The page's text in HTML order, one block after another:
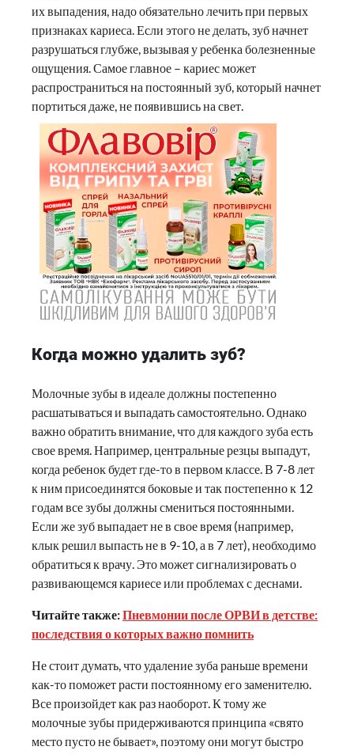
их выпадения, надо обязательно лечить при первых
признаках кариеса. Если этого не делать, зуб начнет
разрушаться глубже, вызывая у ребенка болезненные
ощущения. Самое главное – кариес может
распространиться на постоянный зуб, который начнет
портиться даже, не появившись на свет.
Когда можно удалить зуб?
Молочные зубы в идеале должны постепенно
расшатываться и выпадать самостоятельно. Однако
важно обратить внимание, что для каждого зуба есть
свое время. Например, центральные резцы выпадут,
когда ребенок будет где-то в первом классе. В 7-8 лет
к ним присоединятся боковые и так постепенно к 12
годам все зубы должны смениться постоянными.
Если же зуб выпадает не в свое время (например,
клык решил выпасть не в 9-10, а в 7 лет), необходимо
обратиться к врачу. Это может сигнализировать о
развивающемся кариесе или проблемах с деснами.
Читайте также:Пневмонии после ОРВИ в детстве:
последствия о которых важно помнить
Не стоит думать, что удаление зуба раньше времени
как-то поможет расти постоянному его заменителю.
Все произойдет как раз наоборот. К тому же
молочные зубы придерживаются принципа «свято
место пусто не бывает», поэтому они могут быстро